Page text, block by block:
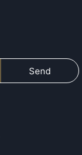
Send